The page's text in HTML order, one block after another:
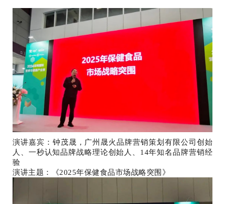
演讲嘉宾：钟茂晟，广州晟火品牌营销策划有限公司创始
人、一秒认知品牌战略理论创始人、14年知名品牌营销经
验
演讲主题：《2025年保健食品市场战略突围》